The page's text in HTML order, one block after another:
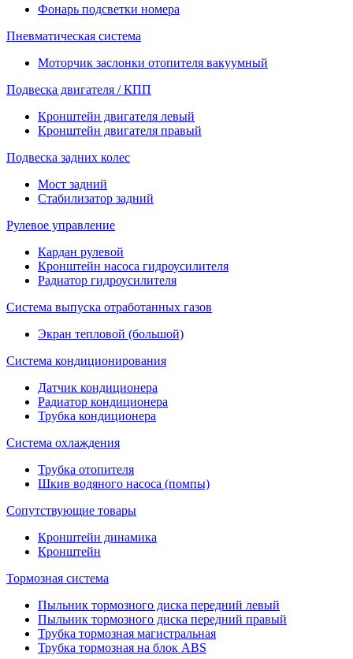
Фонарь подсветки номера
Пневматическая система
Моторчик заслонки отопителя вакуумный
Подвеска двигателя / КПП
Кронштейн двигателя левый
Кронштейн двигателя правый
Подвеска задних колес
Мост задний
Стабилизатор задний
Рулевое управление
Кардан рулевой
Кронштейн насоса гидроусилителя
Радиатор гидроусилителя
Система выпуска отработанных газов
Экран тепловой (большой)
Система кондиционирования
Датчик кондиционера
Радиатор кондиционера
Трубка кондиционера
Система охлаждения
Трубка отопителя
Шкив водяного насоса (помпы)
Сопутствующие товары
Кронштейн динамика
Кронштейн
Тормозная система
Пыльник тормозного диска передний левый
Пыльник тормозного диска передний правый
Трубка тормозная магистральная
Трубка тормозная на блок ABS